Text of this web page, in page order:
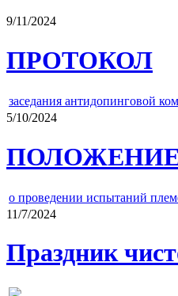
9/11/2024
ПРОТОКОЛ
заседания антидопинговой
5/10/2024
о проведении испытаний
11/7/2024
Праздник